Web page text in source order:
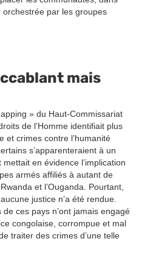
par les groupes
mais
» du Haut-Commissariat
de l’Homme identifiait plus
et crimes contre l’humanité
s’apparenteraient à un
en évidence l’implication
armés affiliés à autant de
et l’Ouganda. Pourtant,
justice n’a été rendue.
ces pays n’ont jamais engagé
congolaise, corrompue et mal
traiter des crimes d’une telle